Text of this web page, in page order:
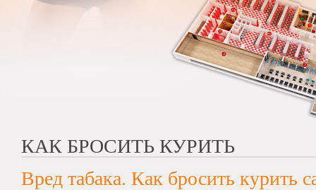
КАК БРОСИТЬ КУРИТЬ
Вред табака. Как бросить курить